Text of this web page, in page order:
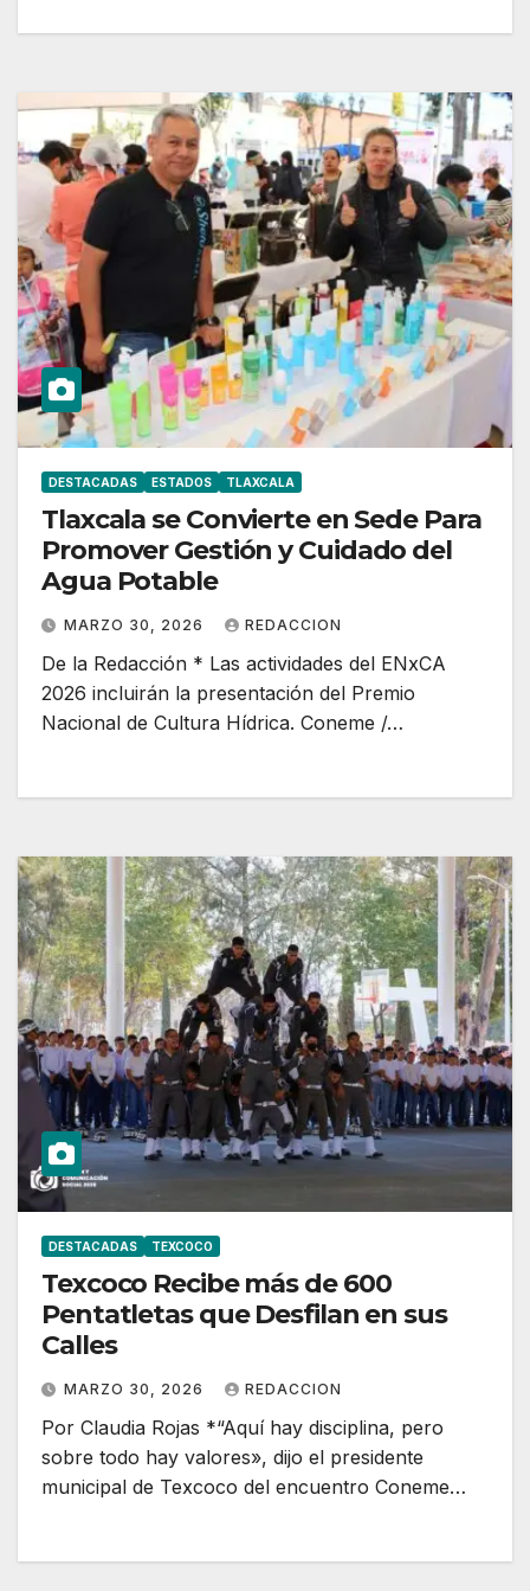
DESTACADAS ESTADOS TLAXCALA
Tlaxcala se Convierte en Sede Para
Promover Gestión y Cuidado del
Agua Potable
MARZO 30, 2026 REDACCION
De la Redacción * Las actividades del ENxCA
2026 incluirán la presentación del Premio
Nacional de Cultura Hídrica. Coneme /…
DESTACADAS TEXCOCO
Texcoco Recibe más de 600
Pentatletas que Desfilan en sus
Calles
MARZO 30, 2026 REDACCION
Por Claudia Rojas *“Aquí hay disciplina, pero
sobre todo hay valores», dijo el presidente
municipal de Texcoco del encuentro Coneme…